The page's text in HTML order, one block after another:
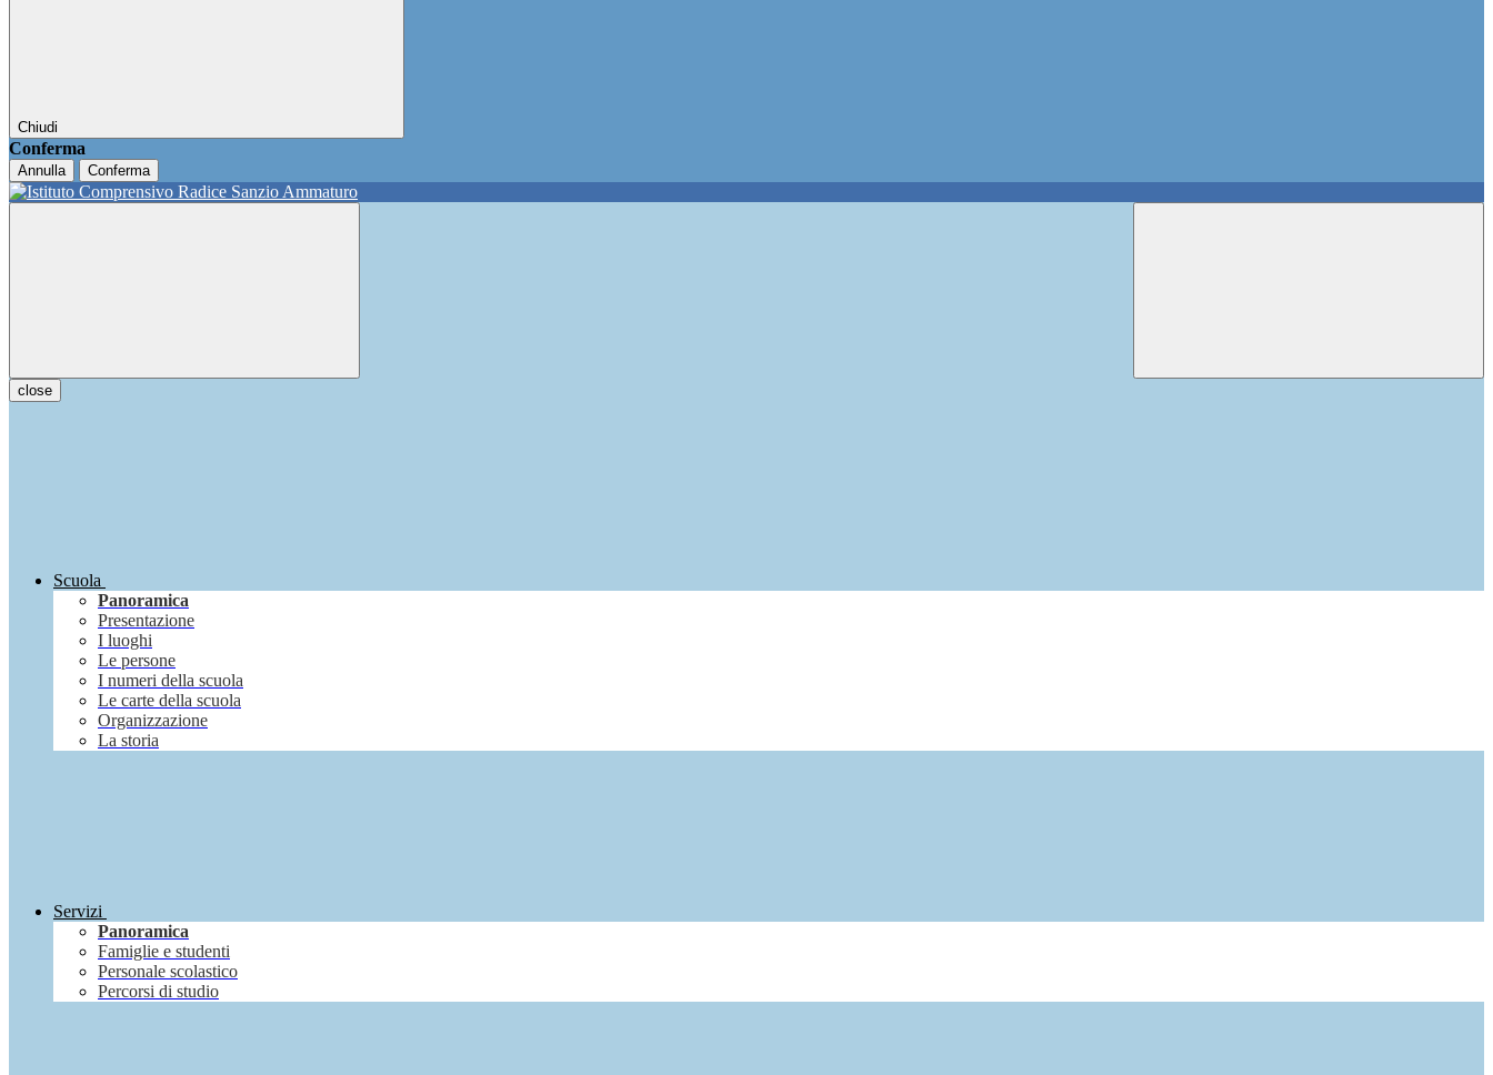
Chiudi
Conferma
Annulla Conferma
close
Scuola
Panoramica
Presentazione
I luoghi
Le persone
I numeri della scuola
Le carte della scuola
Organizzazione
La storia
Servizi
Panoramica
Famiglie e studenti
Personale scolastico
Percorsi di studio